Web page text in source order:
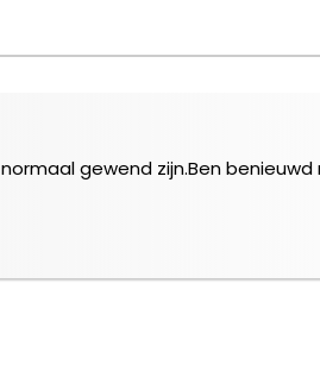
gewend zijn.Ben benieuwd